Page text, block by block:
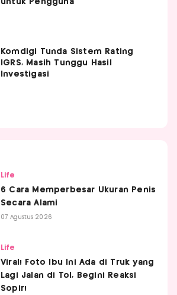
untuk Pengguna
Komdigi Tunda Sistem Rating
IGRS, Masih Tunggu Hasil
Investigasi
Life
6 Cara Memperbesar Ukuran Penis
Secara Alami
07 Agustus 2026
Life
Viral! Foto Ibu Ini Ada di Truk yang
Lagi Jalan di Tol, Begini Reaksi
Sopir!